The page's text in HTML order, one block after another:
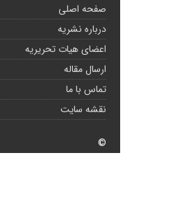
صفحه اصلی
درباره نشریه
اعضای هیات تحریریه
ارسال مقاله
تماس با ما
نقشه سایت
©